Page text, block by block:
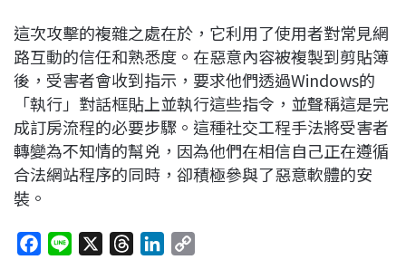
這次攻擊的複雜之處在於，它利用了使用者對常見網
路互動的信任和熟悉度。在惡意內容被複製到剪貼簿
後，受害者會收到指示，要求他們透過Windows的
「執行」對話框貼上並執行這些指令，並聲稱這是完
成訂房流程的必要步驟。這種社交工程手法將受害者
轉變為不知情的幫兇，因為他們在相信自己正在遵循
合法網站程序的同時，卻積極參與了惡意軟體的安
裝。